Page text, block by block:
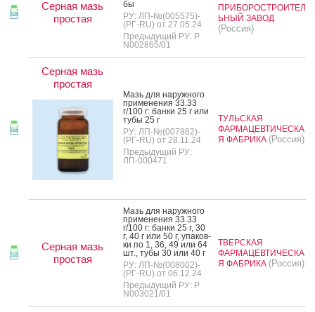
Серная мазь
простая
бы
РУ: ЛП-№(005575)-
(РГ-RU) от 27.05.24
Предыдущий РУ: Р
N002865/01
ПРИБОРОСТРОИТЕЛ
ЬНЫЙ ЗАВОД
(Россия)
Серная мазь
простая
Мазь для на­руж­но­го
при­мене­ния 33.33
г/100 г: бан­ки 25 г или
ту­бы 25 г
РУ: ЛП-№(007862)-
(РГ-RU) от 28.11.24
Предыдущий РУ:
ЛП-000471
ТУЛЬСКАЯ
ФАРМАЦЕВТИЧЕСКА
Я ФАБРИКА (Россия)
Серная мазь
простая
Мазь для на­руж­но­го
при­мене­ния 33.33
г/100 г: бан­ки 25 г, 30
г, 40 г или 50 г, упа­ков­
ки по 1, 36, 49 или 64
шт., ту­бы 30 или 40 г
РУ: ЛП-№(008002)-
(РГ-RU) от 06.12.24
Предыдущий РУ: Р
N003021/01
ТВЕРСКАЯ
ФАРМАЦЕВТИЧЕСКА
Я ФАБРИКА (Россия)